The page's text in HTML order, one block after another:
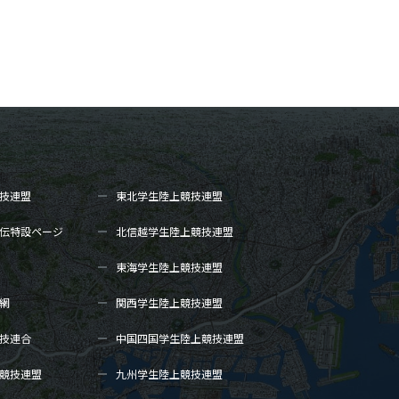
連盟 東北学生陸上競技連盟
特設ページ 北信越学生陸上競技連盟
東海学生陸上競技連盟
関西学生陸上競技連盟
連合 中国四国学生陸上競技連盟
技連盟 九州学生陸上競技連盟